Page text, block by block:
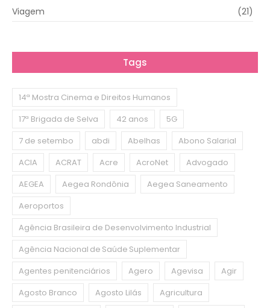
Viagem
(21)
Tags
14ª Mostra Cinema e Direitos Humanos
17ª Brigada de Selva
42 anos
5G
7 de setembo
abdi Abelhas
Abono Salarial
ACIA
ACRAT Acre AcroNet
Advogado
AEGEA
Aegea Rondônia
Aegea Saneamento
Aeroportos
Agência Brasileira de Desenvolvimento Industrial
Agência Nacional de Saúde Suplementar
Agentes penitenciários
Agero Agevisa
Agir
Agosto Branco
Agosto Lilás
Agricultura